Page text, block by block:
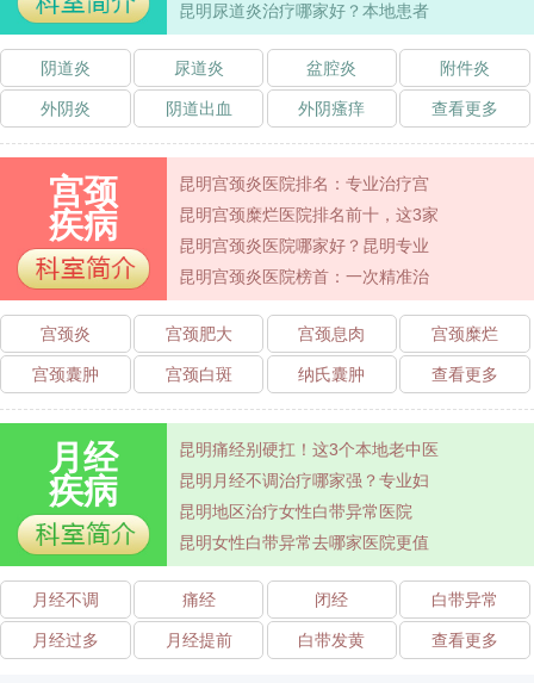
昆明尿道炎治疗哪家好？本地患者
阴道炎 尿道炎 盆腔炎 附件炎
外阴炎 阴道出血 外阴瘙痒 查看更多
宫颈
疾病
昆明宫颈炎医院排名：专业治疗宫
昆明宫颈糜烂医院排名前十，这3家
昆明宫颈炎医院哪家好？昆明专业
昆明宫颈炎医院榜首：一次精准治
宫颈炎 宫颈肥大 宫颈息肉 宫颈糜烂
宫颈囊肿 宫颈白斑 纳氏囊肿 查看更多
月经
疾病
昆明痛经别硬扛！这3个本地老中医
昆明月经不调治疗哪家强？专业妇
昆明地区治疗女性白带异常医院
昆明女性白带异常去哪家医院更值
月经不调 痛经 闭经 白带异常
月经过多 月经提前 白带发黄 查看更多